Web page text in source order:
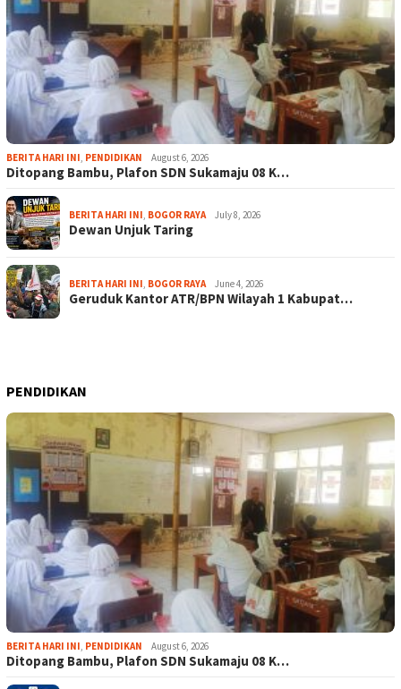
BERITA HARI INI, PENDIDIKAN August 6, 2026
Ditopang Bambu, Plafon SDN Sukamaju 08 K…
BERITA HARI INI, BOGOR RAYA July 8, 2026
Dewan Unjuk Taring
BERITA HARI INI, BOGOR RAYA June 4, 2026
Geruduk Kantor ATR/BPN Wilayah 1 Kabupat…
PENDIDIKAN
BERITA HARI INI, PENDIDIKAN August 6, 2026
Ditopang Bambu, Plafon SDN Sukamaju 08 K…